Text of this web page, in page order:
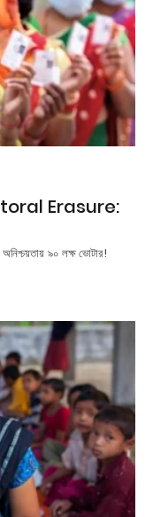
Erasure:
৯০ লক্ষ ভোটার!